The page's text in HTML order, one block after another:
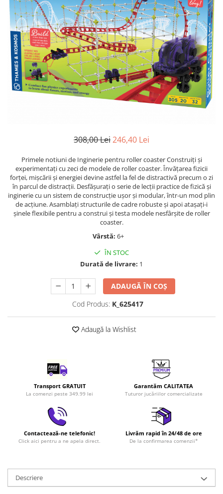
Jocuri cu dinozauri
Jucării de pluș
Jocuri educative pentru
școală/grădiniță
Agende
Cărţi de colorat, activități, apa
Accesorii diverse
LEGO Friends
LEGO Ninjago
LEGO Minecraft
LEGO DREAMZzz
LEGO Star Wars
LEGO Gabby s Dollhouse
LEGO Super Heroes DC
LEGO Jurassic World
LEGO Sonic the Hedgehog
LEGO Wicked
LEGO Animal Crossing
LEGO Speed Champions
308,00 Lei246,40 Lei
Primele notiuni de Inginerie pentru roller coaster Construiți și
experimentați cu zeci de modele de roller coaster. Învățarea fizicii
forței, mișcării și energiei devine astfel la fel de distractivă precum o zi
în parcul de distracții. Desfășurați o serie de lecții practice de fizică și
inginerie cu un sistem de construcție ușor și modular, într-un mod plin
de acțiune. Asamblați structurile de cadre robuste și apoi atașați-i
șinele flexibile pentru a construi și testa modele nesfârșite de roller
coaster.
Vârstă: 6+
ÎN STOC
Durată de livrare: 1
ADAUGĂ ÎN COȘ
Cod Produs: K_625417
Adaugă la Wishlist
Transport GRATUIT
La comenzi peste 349.99 lei
Garantăm CALITATEA
Tuturor jucăriilor comercializate
Contactează-ne telefonic!
Click aici pentru a ne apela direct.
Livrăm rapid în 24/48 de ore
De la confirmarea comenzii*
Descriere